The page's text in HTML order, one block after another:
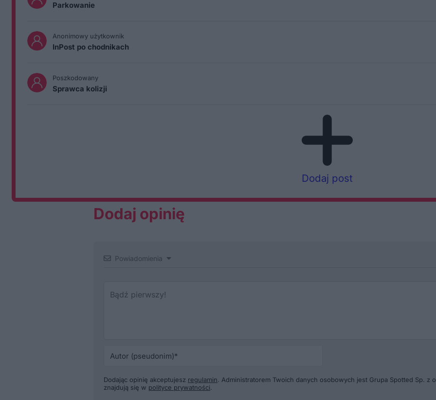
Parkowanie
Anonimowy użytkownik
InPost po chodnikach
Poszkodowany
Sprawca kolizji
Dodaj post
Dodaj opinię
Powiadomienia
Dodając opinię akceptujesz regulamin. Administratorem Twoich danych osobowych jest Grupa Spotted Sp. z
znajdują się w polityce prywatności.